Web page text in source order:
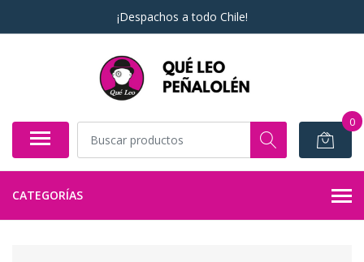
¡Despachos a todo Chile!
0
CATEGORÍAS